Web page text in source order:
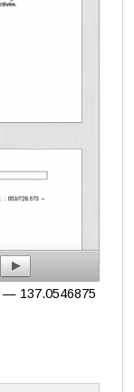
— 137.0546875